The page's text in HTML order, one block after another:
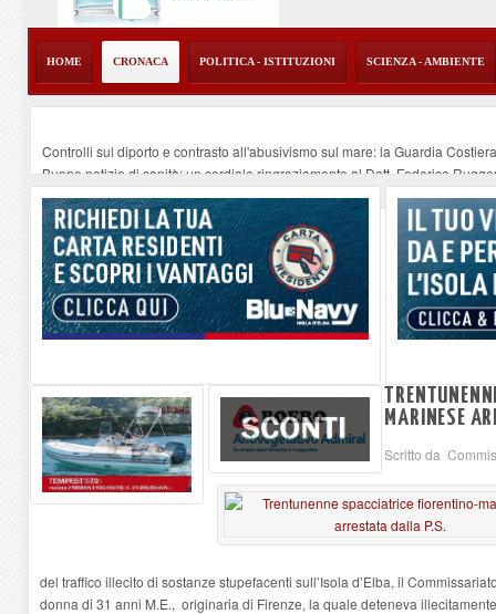
HOME CRONACA POLITICA - ISTITUZIONI SCIENZA - AMBIENTE
Controlli sul diporto e contrasto all'abusivismo sul mare: la Guardia
Buone notizie di sanità: un cordiale ringraziamento al Dott. Federico
Altiero Spinelli e Ursula Hirschmann all'Elba: riaffiora una testimonianza
Capoliveri, potenziata la pulizia dei bordi stradali -07-08-2026
Marina di Campo tra i porti interessati dal nuovo piano dell'Autorità
MARINESE
Scritto da
del traffico illecito di sostanze stupefacenti sull’Isola d’Elba, il
donna di 31 anni M.E., originaria di Firenze, la quale deteneva